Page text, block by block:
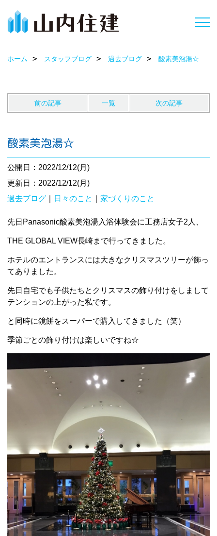
ホーム スタッフブログ 過去ブログ 酸素美泡湯☆
前の記事 一覧 次の記事
酸素美泡湯☆
公開日：2022/12/12(月)
更新日：2022/12/12(月)
過去ブログ
日々のこと 家づくりのこと
先日Panasonic酸素美泡湯入浴体験会に工務店女子2人、
THE GLOBAL VIEW長崎まで行ってきました。
ホテルのエントランスには大きなクリスマスツリーが飾っ
てありました。
先日自宅でも子供たちとクリスマスの飾り付けをしまして
テンションの上がった私です。
と同時に鏡餅をスーパーで購入してきました（笑）
季節ごとの飾り付けは楽しいですね☆